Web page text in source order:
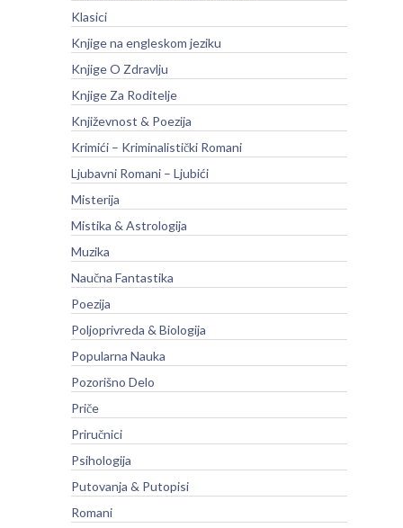
Klasici
Knjige na engleskom jeziku
Knjige O Zdravlju
Knjige Za Roditelje
Književnost & Poezija
Krimići – Kriminalistički Romani
Ljubavni Romani – Ljubići
Misterija
Mistika & Astrologija
Muzika
Naučna Fantastika
Poezija
Poljoprivreda & Biologija
Popularna Nauka
Pozorišno Delo
Priče
Priručnici
Psihologija
Putovanja & Putopisi
Romani